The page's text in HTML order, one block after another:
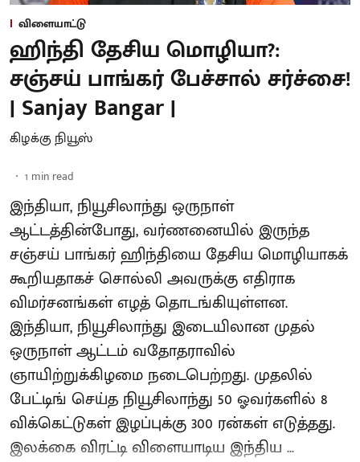
விளையாட்டு
ஹிந்தி தேசிய மொழியா?:
சஞ்சய் பாங்கர் பேச்சால் சர்ச்சை!
| Sanjay Bangar |
கிழக்கு நியூஸ்
1 min read
இந்தியா, நியூசிலாந்து ஒருநாள்
ஆட்டத்தின்போது, வர்ணனையில் இருந்த
சஞ்சய் பாங்கர் ஹிந்தியை தேசிய மொழியாகக்
கூறியதாகச் சொல்லி அவருக்கு எதிராக
விமர்சனங்கள் எழத் தொடங்கியுள்ளன.
இந்தியா, நியூசிலாந்து இடையிலான முதல்
ஒருநாள் ஆட்டம் வதோதராவில்
ஞாயிற்றுக்கிழமை நடைபெற்றது. முதலில்
பேட்டிங் செய்த நியூசிலாந்து 50 ஓவர்களில் 8
விக்கெட்டுகள் இழப்புக்கு 300 ரன்கள் எடுத்தது.
இலக்கை விரட்டி விளையாடிய இந்திய ...